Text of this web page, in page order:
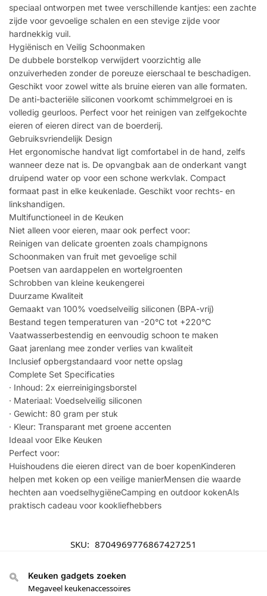
speciaal ontworpen met twee verschillende kantjes: een zachte
zijde voor gevoelige schalen en een stevige zijde voor
hardnekkig vuil.
Hygiënisch en Veilig Schoonmaken
De dubbele borstelkop verwijdert voorzichtig alle
onzuiverheden zonder de poreuze eierschaal te beschadigen.
Geschikt voor zowel witte als bruine eieren van alle formaten.
De anti-bacteriële siliconen voorkomt schimmelgroei en is
volledig geurloos. Perfect voor het reinigen van zelfgekochte
eieren of eieren direct van de boerderij.
Gebruiksvriendelijk Design
Het ergonomische handvat ligt comfortabel in de hand, zelfs
wanneer deze nat is. De opvangbak aan de onderkant vangt
druipend water op voor een schone werkvlak. Compact
formaat past in elke keukenlade. Geschikt voor rechts- en
linkshandigen.
Multifunctioneel in de Keuken
Niet alleen voor eieren, maar ook perfect voor:
Reinigen van delicate groenten zoals champignons
Schoonmaken van fruit met gevoelige schil
Poetsen van aardappelen en wortelgroenten
Schrobben van kleine keukengerei
Duurzame Kwaliteit
Gemaakt van 100% voedselveilig siliconen (BPA-vrij)
Bestand tegen temperaturen van -20°C tot +220°C
Vaatwasserbestendig en eenvoudig schoon te maken
Gaat jarenlang mee zonder verlies van kwaliteit
Inclusief opbergstandaard voor nette opslag
Complete Set Specificaties
· Inhoud: 2x eierreinigingsborstel
· Materiaal: Voedselveilig siliconen
· Gewicht: 80 gram per stuk
· Kleur: Transparant met groene accenten
Ideaal voor Elke Keuken
Perfect voor:
Huishoudens die eieren direct van de boer kopenKinderen
helpen met koken op een veilige manierMensen die waarde
hechten aan voedselhygiëneCamping en outdoor kokenAls
praktisch cadeau voor kookliefhebbers
SKU: 8704969776867427251
Keuken gadgets zoeken
Megaveel keukenaccessoires